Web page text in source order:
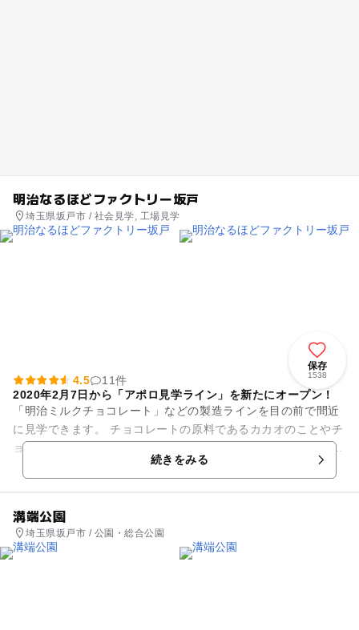
明治なるほどファクトリー坂戸
埼玉県坂戸市 / 社会見学, 工場見学
保存
1538
4.5
11件
2020年2月7日から「アポロ見学ライン」を新たにオープン！
「明治ミルクチョコレート」などの製造ラインを目の前で間近
に見学できます。 チョコレートの原料であるカカオのことやチ
ョコレートの歴史・健康効果などについても学べます。 また、
続きをみる
溝端公園
埼玉県坂戸市 / 公園・総合公園